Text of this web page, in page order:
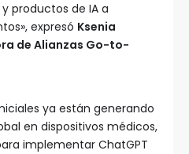
productos de IA a
expresó Ksenia
de Alianzas Go-to-
ya están generando
en dispositivos médicos,
implementar ChatGPT